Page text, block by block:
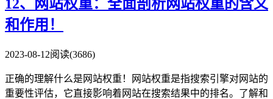
12、网站权重：全面剖析网站权重的含义
和作用！
2023-08-12阅读(3686)
正确的理解什么是网站权重！网站权重是指搜索引擎对网站的
重要性评估，它直接影响着网站在搜索结果中的排名。了解和